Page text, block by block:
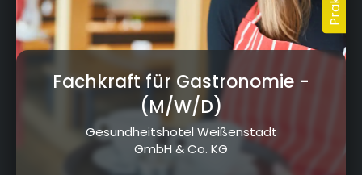
Fachkraft für Gastronomie -
(M/W/D)
Gesundheitshotel Weißenstadt
GmbH & Co. KG